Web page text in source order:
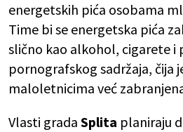
energetskih pića osobama
Time bi se energetska pića
slično kao alkohol, cigarete i
pornografskog sadržaja, čija
maloletnicima već
Vlasti grada Splita planiraju